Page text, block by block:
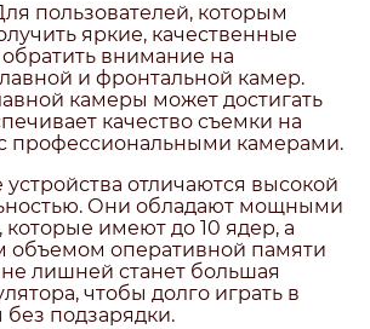
пользователей, которым
яркие, качественные
внимание на
и фронтальной камер.
камеры может достигать
качество съемки на
профессиональными камерами.
отличаются высокой
Они обладают мощными
имеют до 10 ядер, а
объемом оперативной памяти
не лишней станет большая
чтобы долго играть в
подзарядки.